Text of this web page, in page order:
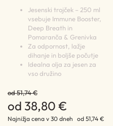
Jesenski trojček – 250 ml
vsebuje Immune Booster,
Deep Breath in
Pomaranča & Grenivka
Za odpornost, lažje
dihanje in boljše počutje
Idealna olja za jesen za
vso družino
od 51,74 €
od 38,80 €
Najnižja cena v 30 dneh od 51,74 €